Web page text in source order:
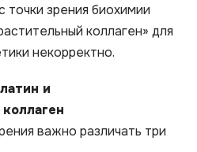
зрения биохимии
коллаген» для
некорректно.
и
важно различать три